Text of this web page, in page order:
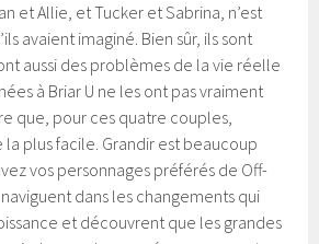
et Allie, et Tucker et Sabrina, n’est
avaient imaginé. Bien sûr, ils sont
aussi des problèmes de la vie réelle
à Briar U ne les ont pas vraiment
que, pour ces quatre couples,
la plus facile. Grandir est beaucoup
vos personnages préférés de Off-
naviguent dans les changements qui
et découvrent que les grandes